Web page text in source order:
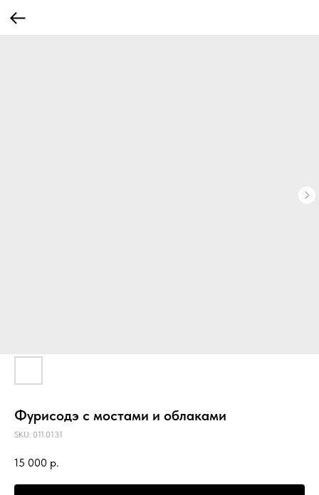
Фурисодэ с мостами и облаками
SKU: 011.0131
15 000 р.